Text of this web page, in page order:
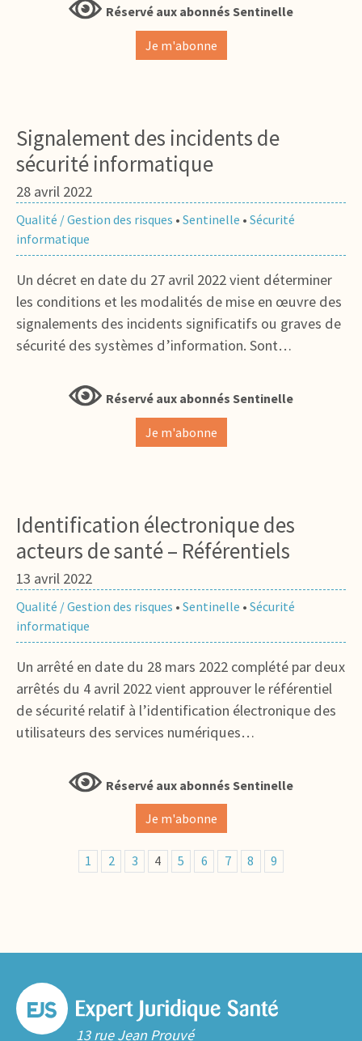
Réservé aux abonnés Sentinelle
Je m'abonne
Signalement des incidents de
sécurité informatique
28 avril 2022
Qualité / Gestion des risques • Sentinelle • Sécurité
informatique
Un décret en date du 27 avril 2022 vient déterminer
les conditions et les modalités de mise en œuvre des
signalements des incidents significatifs ou graves de
sécurité des systèmes d’information. Sont…
Réservé aux abonnés Sentinelle
Je m'abonne
Identification électronique des
acteurs de santé – Référentiels
13 avril 2022
Qualité / Gestion des risques • Sentinelle • Sécurité
informatique
Un arrêté en date du 28 mars 2022 complété par deux
arrêtés du 4 avril 2022 vient approuver le référentiel
de sécurité relatif à l’identification électronique des
utilisateurs des services numériques…
Réservé aux abonnés Sentinelle
Je m'abonne
1 2 3 4 5 6 7 8 9
13 rue Jean Prouvé